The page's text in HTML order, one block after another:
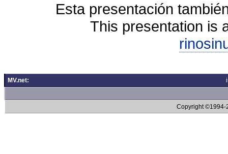
Esta presentación
This presentation is
MV.net:
Copyright ©1994-